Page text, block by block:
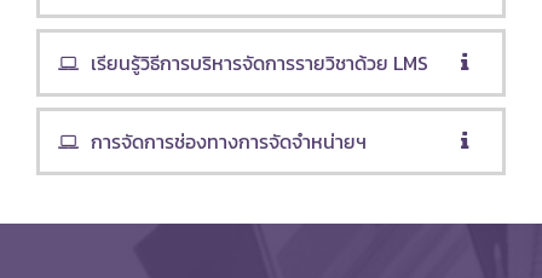
เรียนรู้วิธีการบริหารจัดการรายวิชาด้วย LMS
การจัดการช่องทางการจัดจำหน่ายฯ